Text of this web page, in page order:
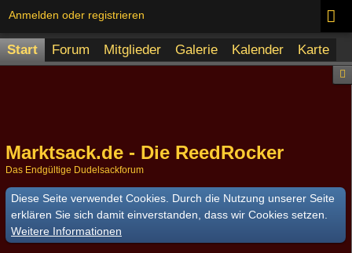
Anmelden oder registrieren
Start Forum Mitglieder Galerie Kalender Karte
Marktsack.de - Die ReedRocker
Das Endgültige Dudelsackforum
Diese Seite verwendet Cookies. Durch die Nutzung unserer Seite
erklären Sie sich damit einverstanden, dass wir Cookies setzen.
Weitere Informationen